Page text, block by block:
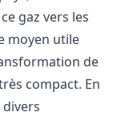
gaz vers les
moyen utile
de
compact. En